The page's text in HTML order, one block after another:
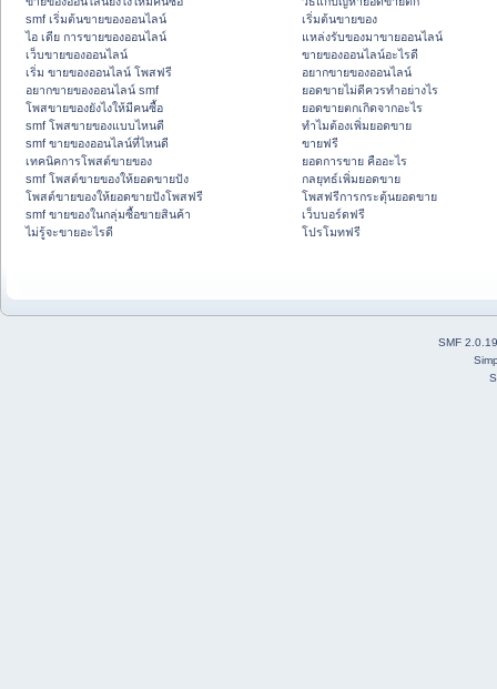
smf เริ่มต้นขายของออนไลน์
ไอ เดีย การขายของออนไลน์
เว็บขายของออนไลน์
เริ่ม ขายของออนไลน์ โพสฟรี
อยากขายของออนไลน์ smf
โพสขายของยังไงให้มีคนซื้อ
smf โพสขายของแบบไหนดี
smf ขายของออนไลน์ที่ไหนดี
เทคนิคการโพสต์ขายของ
smf โพสต์ขายของให้ยอดขายปัง
โพสต์ขายของให้ยอดขายปังโพสฟรี
smf ขายของในกลุ่มซื้อขายสินค้า
ไม่รู้จะขายอะไรดี
เริ่มต้นขายของ
แหล่งรับของมาขายออนไลน์
ขายของออนไลน์อะไรดี
อยากขายของออนไลน์
ยอดขายไม่ดีควรทำอย่างไร
ยอดขายตกเกิดจากอะไร
ทำไมต้องเพิ่มยอดขาย
ขายฟรี
ยอดการขาย คืออะไร
กลยุทธ์เพิ่มยอดขาย
โพสฟรีการกระตุ้นยอดขาย
เว็บบอร์ดฟรี
โปรโมทฟรี
SMF 2.0.19